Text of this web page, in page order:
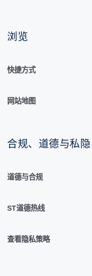
浏览
快捷方式
网站地图
合规、道德与私隐
道德与合规
ST道德热线
查看隐私策略